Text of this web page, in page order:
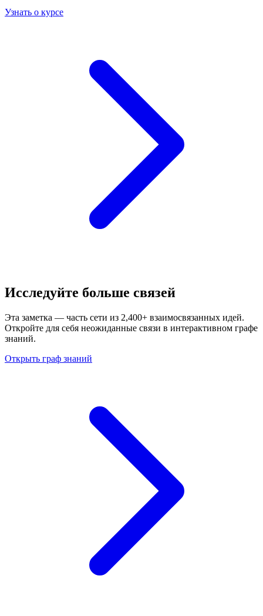
Узнать о курсе
Исследуйте больше связей
Эта заметка — часть сети из 2,400+ взаимосвязанных идей.
Откройте для себя неожиданные связи в интерактивном графе
знаний.
Открыть граф знаний